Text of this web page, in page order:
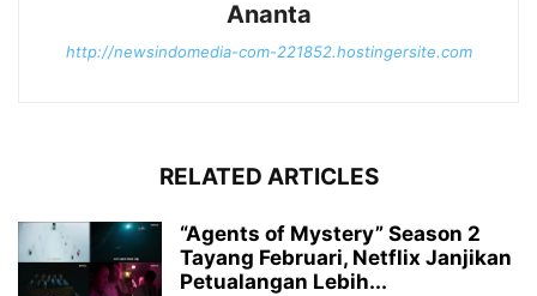
Ananta
http://newsindomedia-com-221852.hostingersite.com
RELATED ARTICLES
“Agents of Mystery” Season 2
Tayang Februari, Netflix Janjikan
Petualangan Lebih...